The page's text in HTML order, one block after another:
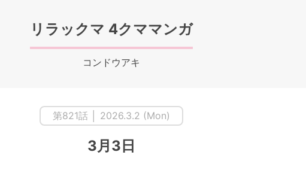
リラックマ 4クママンガ
コンドウアキ
第821話 │ 2026.3.2 (Mon)
3月3日